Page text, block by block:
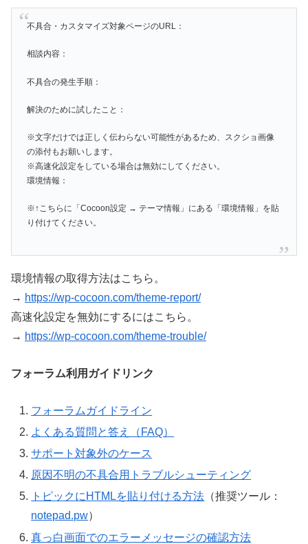
不具合・カスタマイズ対象ページのURL：
相談内容：
不具合の発生手順：
解決のために試したこと：
※文字だけでは正しく伝わらない可能性があるため、スクショ画像
の添付もお願いします。
※高速化設定をしている場合は無効にしてください。
環境情報：
※↑こちらに「Cocoon設定 → テーマ情報」にある「環境情報」を貼
り付けてください。
環境情報の取得方法はこちら。
→ https://wp-cocoon.com/theme-report/
高速化設定を無効にするにはこちら。
→ https://wp-cocoon.com/theme-trouble/
フォーラム利用ガイドリンク
フォーラムガイドライン
よくある質問と答え（FAQ）
サポート対象外のケース
原因不明の不具合用トラブルシューティング
トピックにHTMLを貼り付ける方法 （推奨ツール：
notepad.pw）
真っ白画面でのエラーメッセージの確認方法